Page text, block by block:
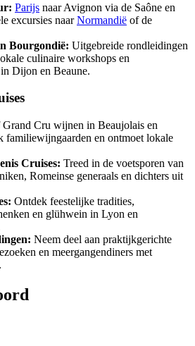
Parijs naar Avignon via de Saône en
excursies naarNormandië of de
Bourgondië: Uitgebreide rondleidingen
culinaire workshops en
Dijon en Beaune.
Grand Cru wijnen in Beaujolais en
familiewijngaarden en ontmoet lokale
Cruises: Treed in de voetsporen van
Romeinse generaals en dichters uit
Ontdek feestelijke tradities,
en glühwein in Lyon en
Neem deel aan praktijkgerichte
en meergangendiners met